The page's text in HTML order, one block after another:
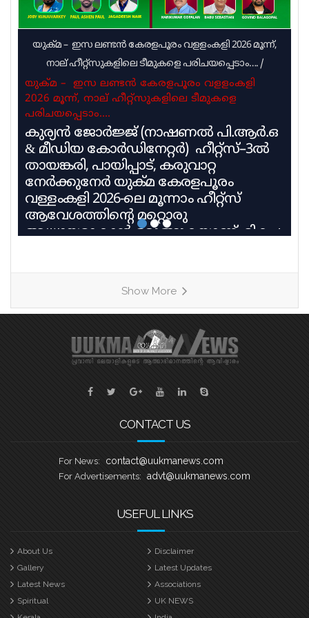
യുക്മ – ഇസ ലണ്ടൻ കേരളപൂരം വളളംകളി 2026 മൂന്ന്,
നാല് ഹീറ്റ്സുകളിലെ ടീമുകളെ പരിചയപ്പെടാം…. /
യുക്മ – ഇസ ലണ്ടൻ കേരളപൂരം വളളംകളി
2026 മൂന്ന്, നാല് ഹീറ്റ്സുകളിലെ ടീമുകളെ
പരിചയപ്പെടാം….
കുര്യൻ ജോർജ്ജ് (നാഷണൽ പി.ആർ.ഒ
& മീഡിയ കോർഡിനേറ്റർ) ഹീറ്റ്സ്–3ൽ
തായങ്കരി, പായിപ്പാട്, കരുവാറ്റ
നേർക്കുനേർ യുക്മ കേരളപൂരം
വള്ളംകളി 2026-ലെ മൂന്നാം ഹീറ്റ്സ്
ആവേശത്തിന്റെ മറ്റൊരു
അധ്യായമാകാൻ ഒരുങ്ങുകയാണ്. മികച്ച
എത്തുന്നത്. തായങ്കരി, പായിപ്പാട്,
കരുവാറ്റ എന്നീ ചരിത്രപ്രസിദ്ധമായ
ചുണ്ടൻവള്ളങ്ങളുടെ പേരിലാണ്
യുകെയിലെ പ്രമുഖ ബോട്ട് ക്ലബ്ബുകൾ
ശക്തി തെളിയിക്കാൻ എത്തുന്നത്.
ബാസറ്റ്ലോ
Show More
CONTACT US
For News: contact@uukmanews.com
For Advertisements: advt@uukmanews.com
USEFUL LINKS
About Us
Disclaimer
Gallery
Latest Updates
Latest News
Associations
Spiritual
UK NEWS